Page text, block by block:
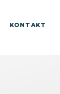
KONTAKT